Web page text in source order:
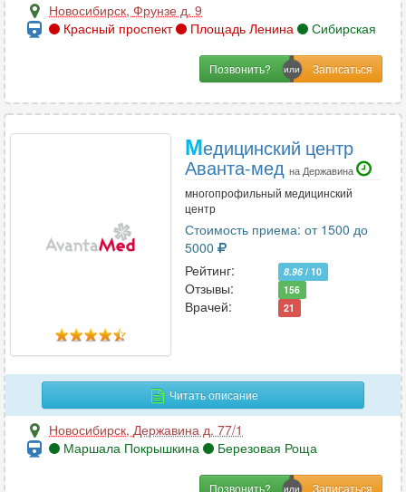
Новосибирск, Фрунзе д. 9
Красный проспект
Площадь Ленина Сибирская
Позвонить?
Медицинский центр
Аванта-мед на Державина
многопрофильный медицинский
центр
Стоимость приема: от 1500 до
5000
Рейтинг:
8.96 / 10
Отзывы: 156
Врачей: 21
Читать описание
Новосибирск, Державина д. 77/1
Маршала Покрышкина
Березовая Роща
Позвонить?